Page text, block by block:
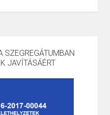
SZEGREGÁTUMBAN
JAVÍTÁSÁÉRT